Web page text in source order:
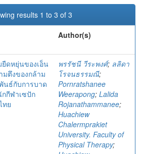
results 1 to 3 of 3
Author(s)
ดหยุ่นของเอ็น
มตึงของกล้าม
นธ์กับการบาด
กีฬาเซปัก
ทย
พรรัชนี วีระพงศ์; ลลิดา
โรจนธรรมณี;
Pornratshanee
Weerapong; Lalida
Rojanathammanee;
Huachiew
Chalermprakiet
University. Faculty of
Physical Therapy;